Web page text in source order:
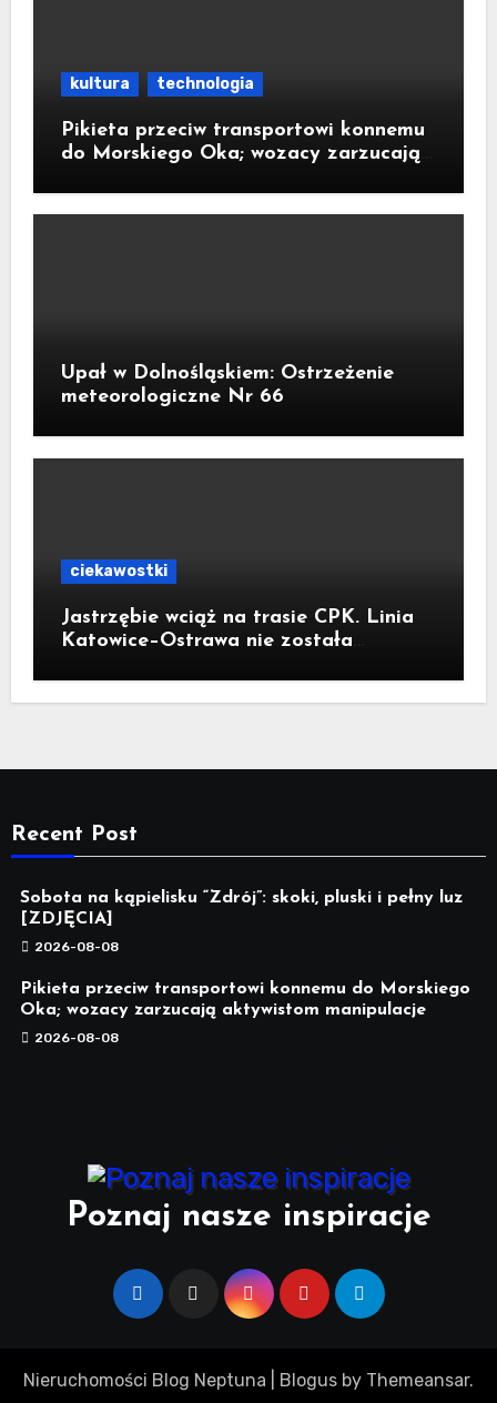
kultura technologia
Pikieta przeciw transportowi konnemu
do Morskiego Oka; wozacy zarzucają
Upał w Dolnośląskiem: Ostrzeżenie
meteorologiczne Nr 66
ciekawostki
Jastrzębie wciąż na trasie CPK. Linia
Katowice–Ostrawa nie została
Recent Post
Sobota na kąpielisku “Zdrój”: skoki, pluski i pełny luz
[ZDJĘCIA]
2026-08-08
Pikieta przeciw transportowi konnemu do Morskiego
Oka; wozacy zarzucają aktywistom manipulacje
2026-08-08
Poznaj nasze inspiracje
Nieruchomości Blog Neptuna Blogus by Themeansar.